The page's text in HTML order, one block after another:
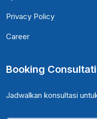
Privacy Policy
Career
Booking
Jadwalkan konsultasi